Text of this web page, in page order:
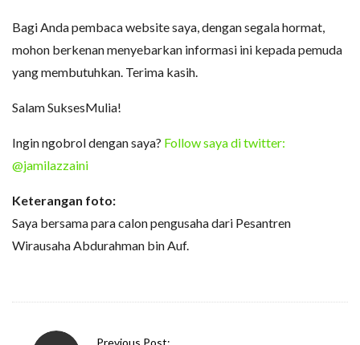
Bagi Anda pembaca website saya, dengan segala hormat,
mohon berkenan menyebarkan informasi ini kepada pemuda
yang membutuhkan. Terima kasih.
Salam SuksesMulia!
Ingin ngobrol dengan saya? Follow saya di twitter:
@jamilazzaini
Keterangan foto:
Saya bersama para calon pengusaha dari Pesantren
Wirausaha Abdurahman bin Auf.
Previous Post: